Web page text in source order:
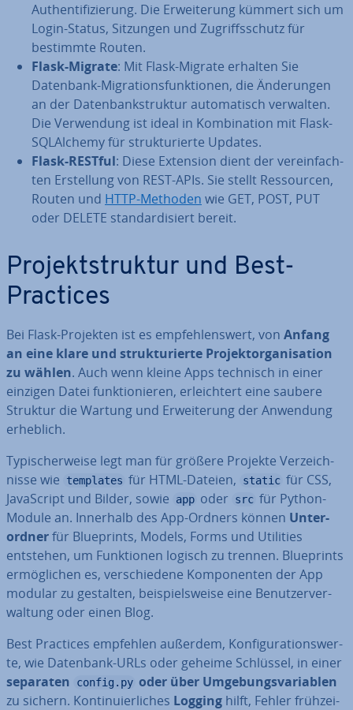
Au­then­ti­fi­zie­rung. Die Er­wei­te­rung kümmert sich um
Login-Status, Sitzungen und Zu­griffs­schutz für
bestimmte Routen.
Flask-Migrate: Mit Flask-Migrate erhalten Sie
Datenbank-Mi­gra­ti­ons­funk­tio­nen, die Än­de­run­gen
an der Da­ten­bank­struk­tur au­to­ma­tisch verwalten.
Die Ver­wen­dung ist ideal in Kom­bi­na­ti­on mit Flask-
SQL­Al­che­my für struk­tu­rier­te Updates.
Flask-RESTful: Diese Extension dient der ver­ein­fach­
ten Er­stel­lung von REST-APIs. Sie stellt Res­sour­cen,
Routen und HTTP-Methoden wie GET, POST, PUT
oder DELETE stan­dar­di­siert bereit.
Pro­jekt­struk­tur und Best-
Practices
Bei Flask-Projekten ist es emp­feh­lens­wert, von Anfang
an eine klare und struk­tu­rier­te Pro­jekt­orga­ni­sa­ti­on
zu wählen. Auch wenn kleine Apps technisch in einer
einzigen Datei funk­tio­nie­ren, er­leich­tert eine saubere
Struktur die Wartung und Er­wei­te­rung der Anwendung
erheblich.
Ty­pi­scher­wei­se legt man für größere Projekte Ver­zeich­
nis­se wie
templates für HTML-Dateien, static für CSS,
Ja­va­Script und Bilder, sowie
app oder src für Python-
Module an. Innerhalb des App-Ordners können Un­ter­
ord­nerfür Blue­prints, Models, Forms und Utilities
entstehen, um Funk­tio­nen logisch zu trennen. Blue­prints
er­mög­li­chen es, ver­schie­de­ne Kom­po­nen­ten der App
modular zu gestalten, bei­spiels­wei­se eine Be­nut­zer­ver­
wal­tung oder einen Blog.
Best Practices empfehlen außerdem, Kon­fi­gu­ra­ti­ons­wer­
te, wie Datenbank-URLs oder geheime Schlüssel, in einer
separaten
config.py oder über Um­ge­bungs­va­ria­blen
zu sichern. Kon­ti­nu­ier­li­ches Logging hilft, Fehler früh­zei­